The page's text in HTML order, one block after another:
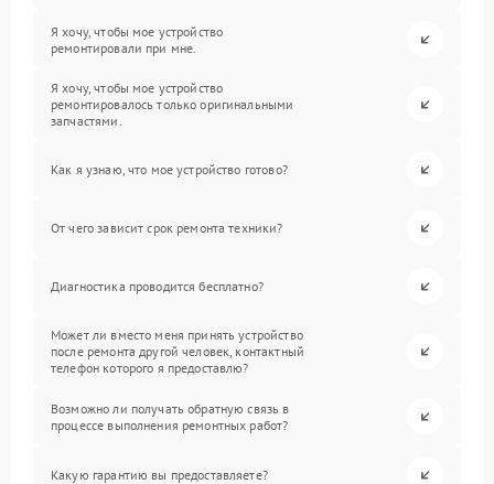
Я хочу, чтобы мое устройство
ремонтировали при мне.
Я хочу, чтобы мое устройство
ремонтировалось только оригинальными
запчастями.
Как я узнаю, что мое устройство готово?
От чего зависит срок ремонта техники?
Диагностика проводится бесплатно?
Может ли вместо меня принять устройство
после ремонта другой человек, контактный
телефон которого я предоставлю?
Возможно ли получать обратную связь в
процессе выполнения ремонтных работ?
Какую гарантию вы предоставляете?